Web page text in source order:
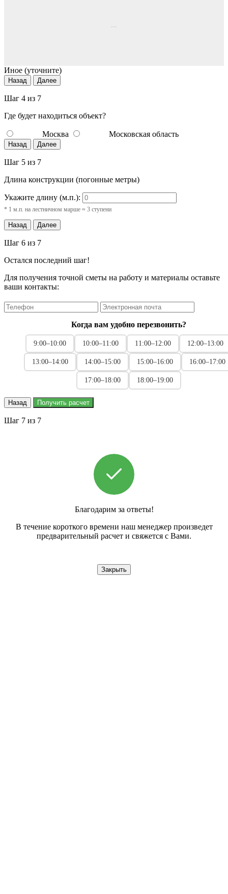
...
Иное (уточните)
Назад Далее
Шаг 4 из 7
Где будет находиться объект?
Москва Московская область
Назад Далее
Шаг 5 из 7
Длина конструкции (погонные метры)
Укажите длину (м.п.):
* 1 м.п. на лестничном марше ≈ 3 ступени
Назад Далее
Шаг 6 из 7
Остался последний шаг!
Для получения точной сметы на работу и материалы оставьте
ваши контакты:
Когда вам удобно перезвонить?
9:00–10:00 10:00–11:00 11:00–12:00 12:00–13:00
13:00–14:00 14:00–15:00 15:00–16:00 16:00–17:00
17:00–18:00 18:00–19:00
Назад Получить расчет
Шаг 7 из 7
Благодарим за ответы!
В течение короткого времени наш менеджер произведет
предварительный расчет и свяжется с Вами.
Закрыть